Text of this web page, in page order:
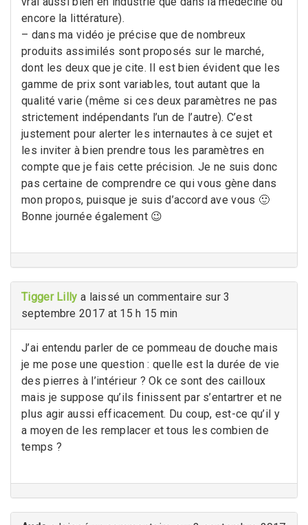
encore la littérature).
– dans ma vidéo je précise que de nombreux
produits assimilés sont proposés sur le marché,
dont les deux que je cite. Il est bien évident que les
gamme de prix sont variables, tout autant que la
qualité varie (même si ces deux paramètres ne pas
strictement indépendants l’un de l’autre). C’est
justement pour alerter les internautes à ce sujet et
les inviter à bien prendre tous les paramètres en
compte que je fais cette précision. Je ne suis donc
pas certaine de comprendre ce qui vous gène dans
mon propos, puisque je suis d’accord ave vous 🙂
Bonne journée également 😉
Tigger Lilly a laissé un commentaire sur 3
septembre 2017 at 15 h 15 min
J’ai entendu parler de ce pommeau de douche mais
je me pose une question : quelle est la durée de vie
des pierres à l’intérieur ? Ok ce sont des cailloux
mais je suppose qu’ils finissent par s’entartrer et ne
plus agir aussi efficacement. Du coup, est-ce qu’il y
a moyen de les remplacer et tous les combien de
temps ?